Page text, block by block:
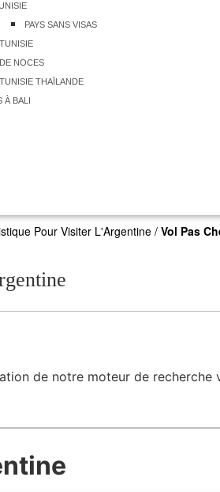
PAYS SANS VISAS
NOCES
THAÏLANDE
À BALI
Pour Visiter L'Argentine / Vol Pas
de notre moteur de